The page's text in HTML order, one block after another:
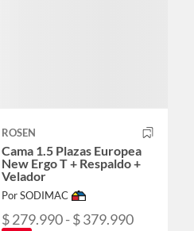
ROSEN
Cama 1.5 Plazas Europea
New Ergo T + Respaldo +
Velador
Por SODIMAC
$ 279.990 - $ 379.990